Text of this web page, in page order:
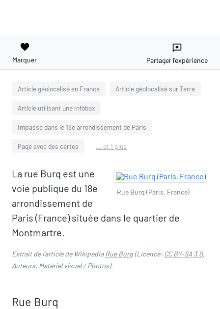
favorite
Marquer
reviews
Partager l'expérience
Article géolocalisé en France Article géolocalisé sur Terre
Article utilisant une Infobox
Impasse dans le 18e arrondissement de Paris
Page avec des cartes ... et 1 plus
Rue Burq (Paris, France)
La rue Burq est une
voie publique du 18e
arrondissement de
Paris (France) située dans le quartier de
Montmartre.
Extrait de l'article de WikipediaRue Burq(Licence: CC BY-SA 3.0,
Auteurs, Matériel visuel / Photos).
Rue Burq